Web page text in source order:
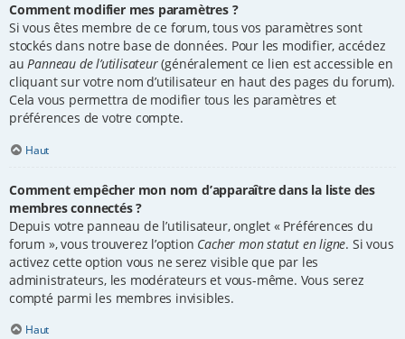
Comment modifier mes paramètres ?
Si vous êtes membre de ce forum, tous vos paramètres sont
stockés dans notre base de données. Pour les modifier, accédez
auPanneau de l’utilisateur(généralement ce lien est accessible en
cliquant sur votre nom d’utilisateur en haut des pages du forum).
Cela vous permettra de modifier tous les paramètres et
préférences de votre compte.
Haut
Comment empêcher mon nom d’apparaître dans la liste des
membres connectés ?
Depuis votre panneau de l’utilisateur, onglet « Préférences du
forum », vous trouverez l’option Cacher mon statut en ligne. Si vous
activez cette option vous ne serez visible que par les
administrateurs, les modérateurs et vous-même. Vous serez
compté parmi les membres invisibles.
Haut